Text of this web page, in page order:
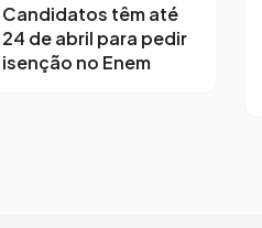
Candidatos têm até
24 de abril para pedir
isenção no Enem